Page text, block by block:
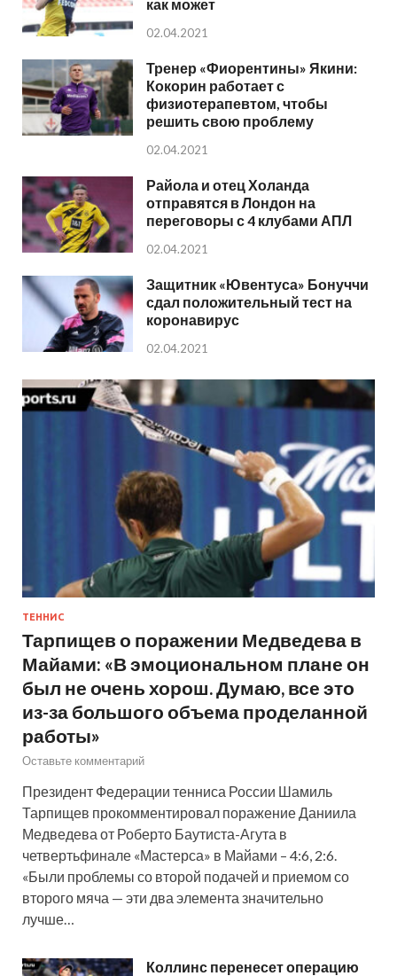
как может
02.04.2021
Тренер «Фиорентины» Якини:
Кокорин работает с
физиотерапевтом, чтобы
решить свою проблему
02.04.2021
Райола и отец Холанда
отправятся в Лондон на
переговоры с 4 клубами АПЛ
02.04.2021
Защитник «Ювентуса» Бонуччи
сдал положительный тест на
коронавирус
02.04.2021
ТЕННИС
Тарпищев о поражении Медведева в
Майами: «В эмоциональном плане он
был не очень хорош. Думаю, все это
из-за большого объема проделанной
работы»
Оставьте комментарий
Президент Федерации тенниса России Шамиль
Тарпищев прокомментировал поражение Даниила
Медведева от Роберто Баутиста-Агута в
четвертьфинале «Мастерса» в Майами – 4:6, 2:6.
«Были проблемы со второй подачей и приемом со
второго мяча — эти два элемента значительно
лучше…
Коллинс перенесет операцию